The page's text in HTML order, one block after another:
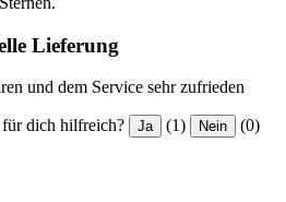
Lieferung
und dem Service sehr zufrieden
dich hilfreich? Ja (1) Nein (0)